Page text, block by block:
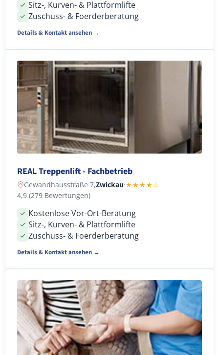
Sitz-, Kurven- & Plattformlifte
Zuschuss- & Foerderberatung
Details & Kontakt ansehen →
REAL Treppenlift - Fachbetrieb
Gewandhausstraße 7,Zwickau·★★★★☆
4,9 (279 Bewertungen)
Kostenlose Vor-Ort-Beratung
Sitz-, Kurven- & Plattformlifte
Zuschuss- & Foerderberatung
Details & Kontakt ansehen →